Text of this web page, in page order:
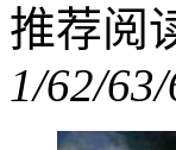
推荐阅
1/62/6